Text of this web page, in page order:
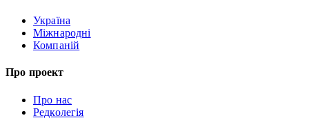
Україна
Міжнародні
Компаній
Про проект
Про нас
Редколегія